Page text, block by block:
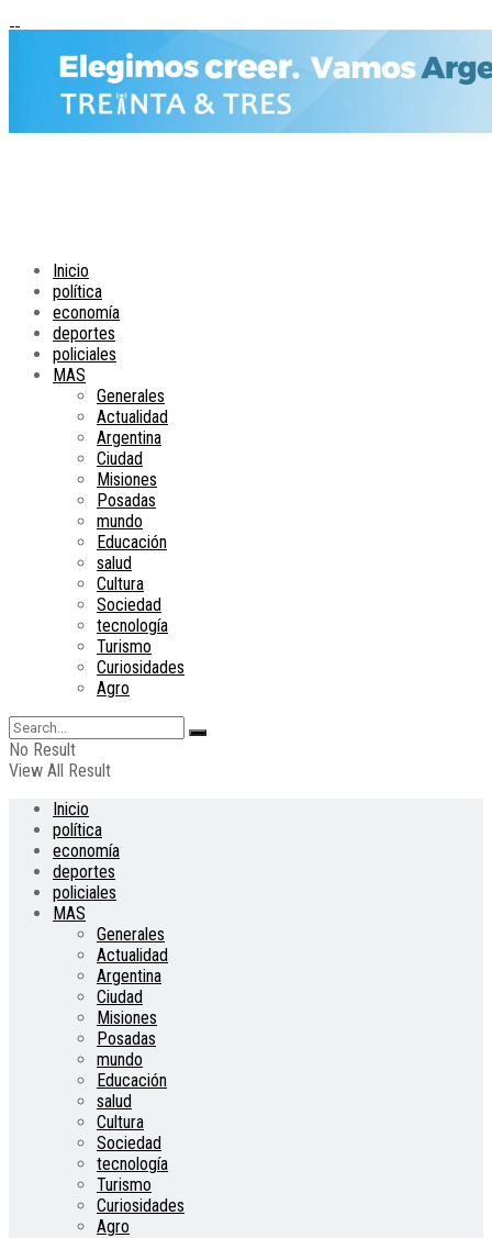
Inicio
política
economía
deportes
policiales
MAS
Generales
Actualidad
Argentina
Ciudad
Misiones
Posadas
mundo
Educación
salud
Cultura
Sociedad
tecnología
Turismo
Curiosidades
Agro
No Result
View All Result
Inicio
política
economía
deportes
policiales
MAS
Generales
Actualidad
Argentina
Ciudad
Misiones
Posadas
mundo
Educación
salud
Cultura
Sociedad
tecnología
Turismo
Curiosidades
Agro